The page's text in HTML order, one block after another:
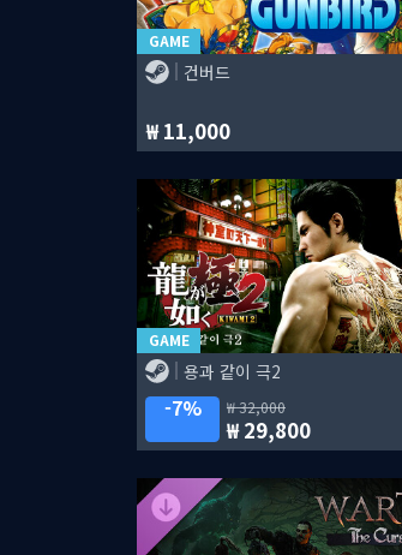
GAME
건버드
11,000
GAME
용과 같이 극2
7% 32,000
29,800